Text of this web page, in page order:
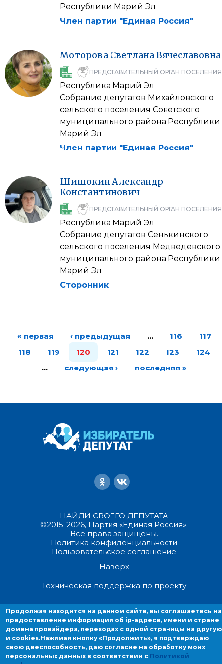
Республики Марий Эл
Член партии "Единая Россия"
Моторова СветланаВячеславовна
ПРЕДСТАВИТЕЛЬНЫЙ ОРГАН ПОСЕЛЕНИЯ
Республика Марий Эл
Собрание депутатов Михайловского
сельского поселения Советского
муниципального района Республики
Марий Эл
Член партии "Единая Россия"
ШишокинАлександр
Константинович
ПРЕДСТАВИТЕЛЬНЫЙ ОРГАН ПОСЕЛЕНИЯ
Республика Марий Эл
Собрание депутатов Сенькинского
сельского поселения Медведевского
муниципального района Республики
Марий Эл
Сторонник
« первая ‹ предыдущая … 116
117
118
119 120 121 122 123
124
…
следующая › последняя »
НАЙДИ СВОЕГО ДЕПУТАТА
©2015-2026, Партия «Единая Россия».
Все права защищены.
Политика конфиденциальности
Пользовательское соглашение
Наверх
Техническая поддержка по проекту
Продолжая находиться на данном сайте, вы соглашаетесь на
предоставление информации об ip-адресе, имени и стране домена
провайдера, переходах с одной страницы на другую и cookies.
Продолжая находится на данном сайте, вы соглашаетесь на
предоставление информации об ip-адресе, имени и стране
домена провайдера, переходах с одной страницы на другую
и cookies.Нажимая кнопку «Продолжить», я подтверждаю
свою дееспособность, даю согласие на обработку моих
персональных данных в соответствии с Политикой